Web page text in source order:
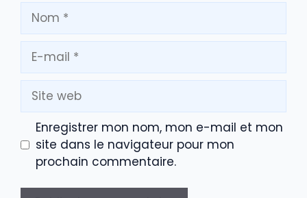
Nom
mail
Site
web
Enregistrer mon nom, mon e-mail et mon
site dans le navigateur pour mon
prochain commentaire.